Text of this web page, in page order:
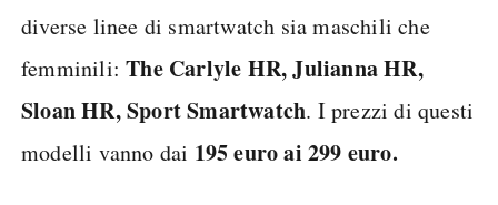
diverse linee di smartwatch sia maschili che
femminili:The Carlyle HR, Julianna HR,
Sloan HR, Sport Smartwatch. I prezzi di questi
modelli vanno dai 195 euro ai 299 euro.